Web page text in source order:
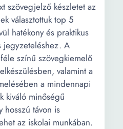
szövegjelző készletet az
választottuk top 5
hatékony és praktikus
jegyzeteléshez. A
színű szövegkiemelő
valamint a
a mindennapi
kiváló minőségű
hosszú távon is
az iskolai munkában.